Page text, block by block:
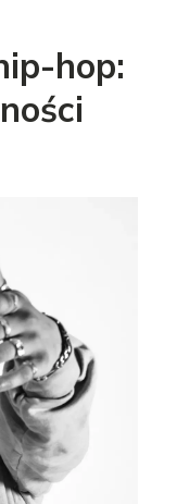
hop: